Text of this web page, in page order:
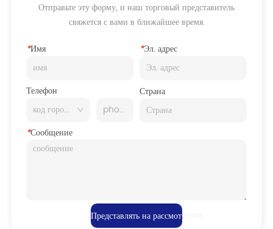
Отправьте эту форму, и наш торговый представитель
свяжется с вами в ближайшее время.
*Имя *Эл. адрес
Телефон Страна
*Сообщение
Представлять на рассмотрение